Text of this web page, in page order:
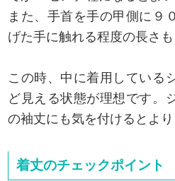
また、手首を手の甲側に９
げた手に触れる程度の長さも
この時、中に着用している
ど見える状態が理想です。
の袖丈にも気を付けるとより
着丈のチェックポイント